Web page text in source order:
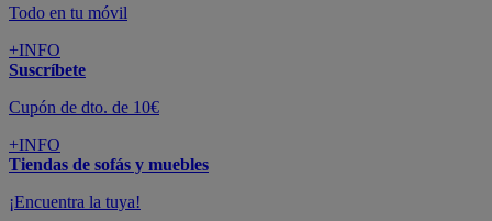
Todo en tu móvil
+INFO
Suscríbete
Cupón de dto. de 10€
+INFO
Tiendas de sofás y muebles
¡Encuentra la tuya!